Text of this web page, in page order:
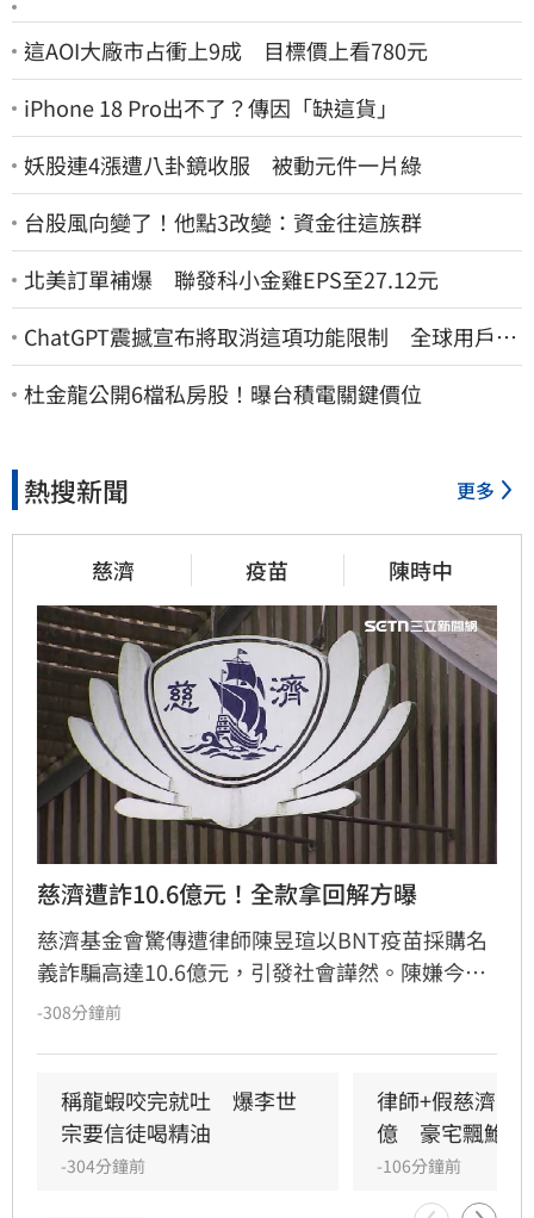
這AOI大廠市占衝上9成 目標價上看780元
iPhone 18 Pro出不了？傳因「缺這貨」
妖股連4漲遭八卦鏡收服 被動元件一片綠
台股風向變了！他點3改變：資金往這族群
北美訂單補爆 聯發科小金雞EPS至27.12元
ChatGPT震撼宣布將取消這項功能限制 全球用戶即
刻起「免費」用到飽
杜金龍公開6檔私房股！曝台積電關鍵價位
熱搜新聞 更多
慈濟 疫苗 陳時中
慈濟遭詐10.6億元！全款拿回解方曝
慈濟基金會驚傳遭律師陳昱瑄以BNT疫苗採購名
義詐騙高達10.6億元，引發社會譁然。陳嫌今年
5月已遭羈押，但慈濟直到起訴曝光才發表聲
內部審核機制疏漏，更有法界人士認為聲明內容
顯得被動且不尋常。
-308分鐘前
稱龍蝦咬完就吐　爆李世
宗要信徒喝精油
-304分鐘前
律師+假慈濟青
億　豪宅飄鮑魚
-106分鐘前